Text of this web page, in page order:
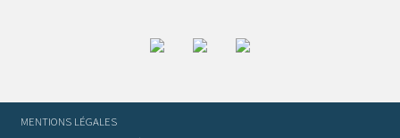
MENTIONS LÉGALES